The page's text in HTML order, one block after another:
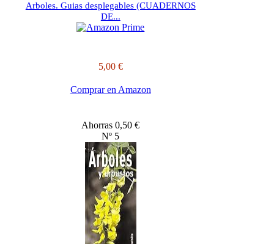
Arboles. Guias desplegables (CUADERNOS
DE...
5,00 €
Comprar en Amazon
Ahorras 0,50 €
Nº 5